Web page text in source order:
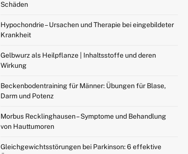
Schäden
Hypochondrie – Ursachen und Therapie bei eingebildeter
Krankheit
Gelbwurz als Heilpflanze | Inhaltsstoffe und deren
Wirkung
Beckenbodentraining für Männer: Übungen für Blase,
Darm und Potenz
Morbus Recklinghausen – Symptome und Behandlung
von Hauttumoren
Gleichgewichtsstörungen bei Parkinson: 6 effektive